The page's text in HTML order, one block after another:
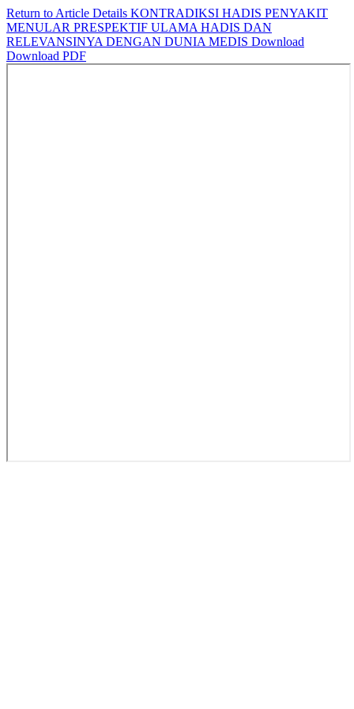
Return to Article Details KONTRADIKSI HADIS PENYAKIT
MENULAR PRESPEKTIF ULAMA HADIS DAN
RELEVANSINYA DENGAN DUNIA MEDIS Download
Download PDF